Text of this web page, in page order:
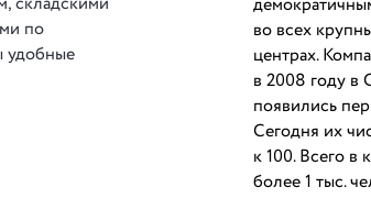
по
удобные
во всех
центрах.
в 2008 году в
появились
Сегодня их
к 100. Всего в
более 1 тыс.